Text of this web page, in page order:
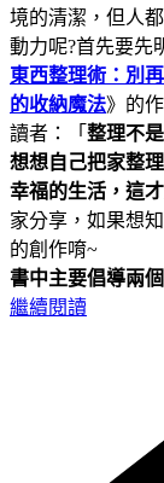
境的清潔，但人
動力呢?首先要先
東西整理術：別
的收納魔法》的
讀者：「 整理不
想想自己把家整
幸福的生活，這
家分享，如果想
的創作唷~
書中主要倡導兩
繼續閱讀